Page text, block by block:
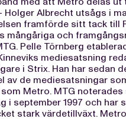
Holger Albrecht utsågs i
framförde sitt tack till
mångåriga och
Pelle Törnberg
mediesatsning
i Strix. Han har sedan
av de mediesatsningar
Metro. MTG
i september 1997 och har
stark värdetillväxt.